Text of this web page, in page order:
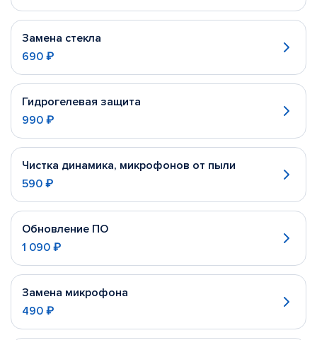
Замена стекла
690 ₽
Гидрогелевая защита
990 ₽
Чистка динамика, микрофонов от пыли
590 ₽
Обновление ПО
1 090 ₽
Замена микрофона
490 ₽